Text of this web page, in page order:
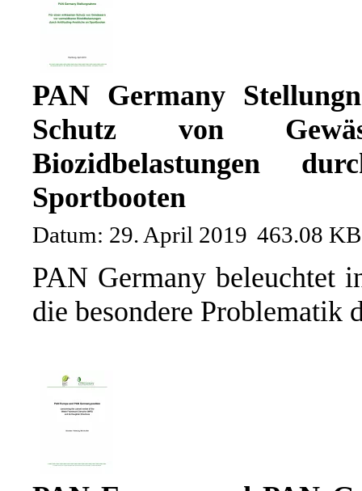
PAN Germany
Schutz von
Biozidbelastungen
Sportbooten
Datum: 29. April 2019 463.08 KB
PAN Germany beleuchtet
die besondere Problematik